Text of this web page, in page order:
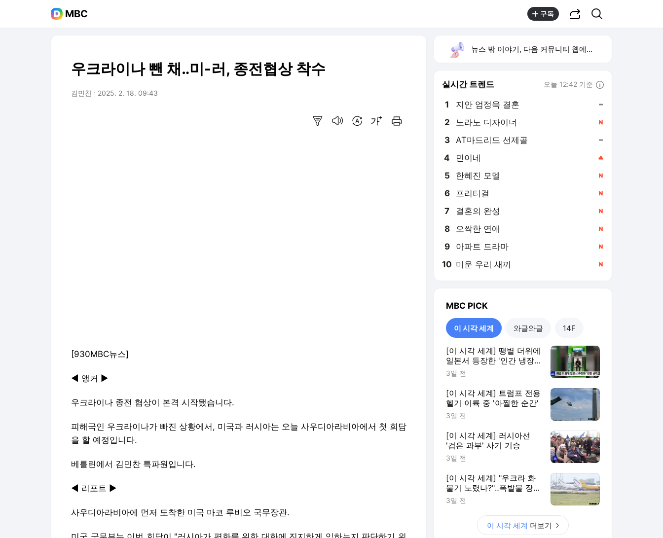
MBC 구독
우크라이나 뺀 채‥미-러, 종전협상 착수
김민찬 2025. 2. 18. 09:43
[930MBC뉴스]
◀ 앵커 ▶
우크라이나 종전 협상이 본격 시작됐습니다.
피해국인 우크라이나가 빠진 상황에서, 미국과 러시아는 오늘 사우디아라비아에서 첫 회담
을 할 예정입니다.
베를린에서 김민찬 특파원입니다.
◀ 리포트 ▶
사우디아라비아에 먼저 도착한 미국 마코 루비오 국무장관.
뉴스 밖 이야기, 다음 커뮤니티 웹에서 보기
실시간 트렌드 오늘 12:42 기준
1 지안 엄정욱 결혼
2 노라노 디자이너
3 AT마드리드 선제골
4 민이네
5 한혜진 모델
6 프리티걸
7 결혼의 완성
8 오싹한 연애
9 아파트 드라마
10 미운 우리 새끼
MBC PICK
이 시각 세계 와글와글 14F
[이 시각 세계] 땡볕 더위에
일본서 등장한 '인간 냉장
고'
3일 전
[이 시각 세계] 트럼프 전용
헬기 이륙 중 '아찔한 순간'
3일 전
[이 시각 세계] 러시아선
'검은 과부' 사기 기승
3일 전
[이 시각 세계] "우크라 화
물기 노렸나?"‥폭발물 장
착 드론 발견
3일 전
이 시각 세계 더보기